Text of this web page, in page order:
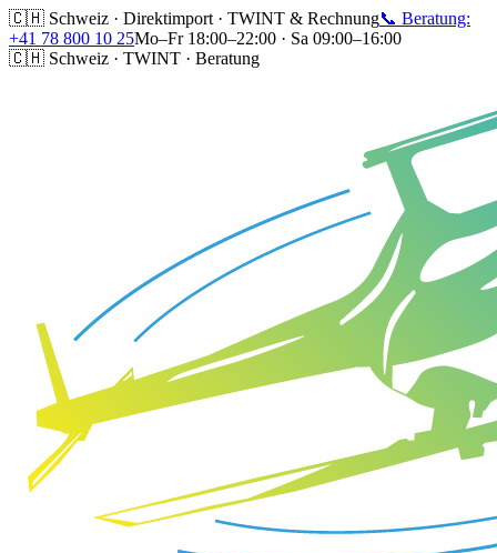
🇨🇭 Schweiz · Direktimport · TWINT & Rechnung📞 Beratung:
+41 78 800 10 25Mo–Fr 18:00–22:00 · Sa 09:00–16:00
🇨🇭 Schweiz · TWINT · Beratung